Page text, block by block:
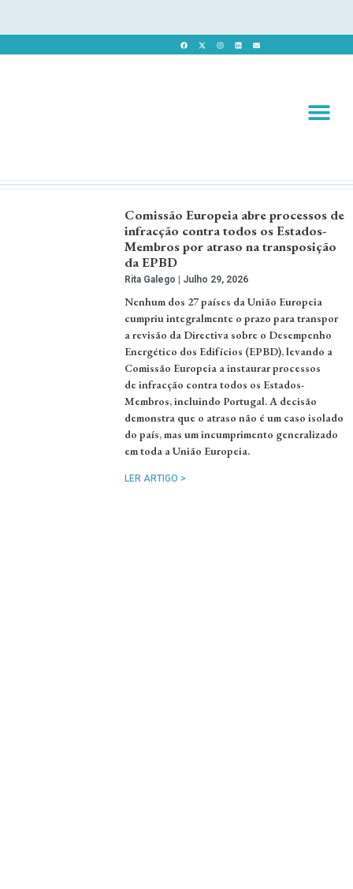
Comissão Europeia abre processos de
infracção contra todos os Estados-
Membros por atraso na transposição
da EPBD
Rita Galego Julho 29, 2026
Nenhum dos 27 países da União Europeia
cumpriu integralmente o prazo para transpor
a revisão da Directiva sobre o Desempenho
Energético dos Edifícios (EPBD), levando a
Comissão Europeia a instaurar processos
de infracção contra todos os Estados-
Membros, incluindo Portugal. A decisão
demonstra que o atraso não é um caso isolado
do país, mas um incumprimento generalizado
em toda a União Europeia.
LER ARTIGO >